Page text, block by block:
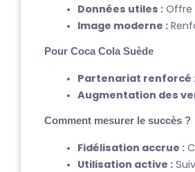
Données utiles : Offre
Image moderne :
Pour Coca Cola Suède
Partenariat renforcé
Augmentation des
Comment mesurer le succès ?
Fidélisation accrue :
Utilisation active :